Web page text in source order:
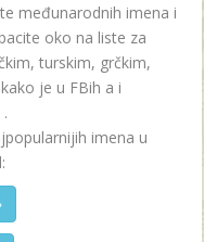
međunarodnih imena i
oko na liste za
turskim, grčkim,
je u FBih a i
imena u